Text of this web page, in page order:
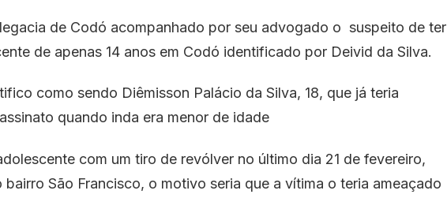
de Codó acompanhado por seu advogado o suspeito de ter
de apenas 14 anos em Codó identificado por Deivid da Silva.
como sendo Diêmisson Palácio da Silva, 18, que já teria
quando inda era menor de idade
com um tiro de revólver no último dia 21 de fevereiro,
bairro São Francisco, o motivo seria que a vítima o teria ameaçado